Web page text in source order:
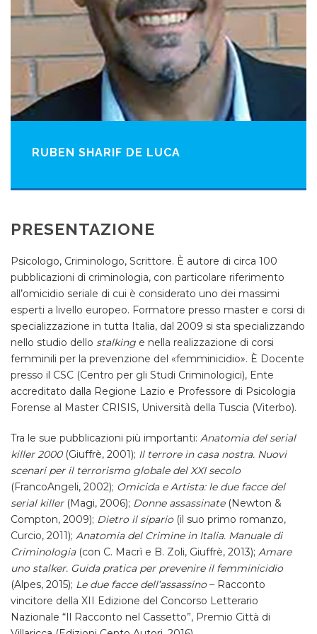
RUBEN SHARIF DE LUCA
PRESENTAZIONE
Psicologo, Criminologo, Scrittore. È autore di circa 100
pubblicazioni di criminologia, con particolare riferimento
all’omicidio seriale di cui è considerato uno dei massimi
esperti a livello europeo. Formatore presso master e corsi di
specializzazione in tutta Italia, dal 2009 si sta specializzando
nello studio dello stalking e nella realizzazione di corsi
femminili per la prevenzione del «femminicidio». È Docente
presso il CSC (Centro per gli Studi Criminologici), Ente
accreditato dalla Regione Lazio e Professore di Psicologia
Forense al Master CRISIS, Università della Tuscia (Viterbo).
Tra le sue pubblicazioni più importanti: Anatomia del serial
killer 2000 (Giuffrè, 2001); Il terrore in casa nostra. Nuovi
scenari per il terrorismo globale del XXI secolo
(FrancoAngeli, 2002); Omicida e Artista: le due facce del
serial killer (Magi, 2006); Donne assassinate (Newton &
Compton, 2009); Dietro il sipario (il suo primo romanzo,
Curcio, 2011); Anatomia del Crimine in Italia. Manuale di
Criminologia (con C. Macrì e B. Zoli, Giuffrè, 2013); Amare
uno stalker. Guida pratica per prevenire il femminicidio
(Alpes, 2015); Le due facce dell’assassino– Racconto
vincitore della XII Edizione del Concorso Letterario
Nazionale “Il Racconto nel Cassetto”, Premio Città di